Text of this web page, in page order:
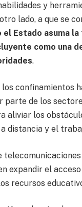
y
lado, a que se
el Estado asuma la
como una
.
los confinamientos
parte de los
aliviar los
distancia y el
expandir el
recursos